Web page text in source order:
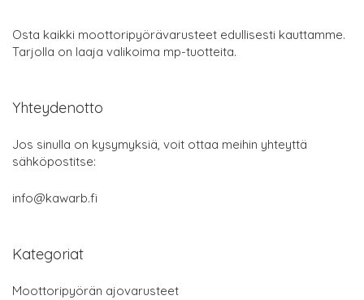
Osta kaikki moottoripyörävarusteet edullisesti kauttamme.
Tarjolla on laaja valikoima mp-tuotteita.
Yhteydenotto
Jos sinulla on kysymyksiä, voit ottaa meihin yhteyttä
sähköpostitse:
info@kawarb.fi
Kategoriat
Moottoripyörän ajovarusteet